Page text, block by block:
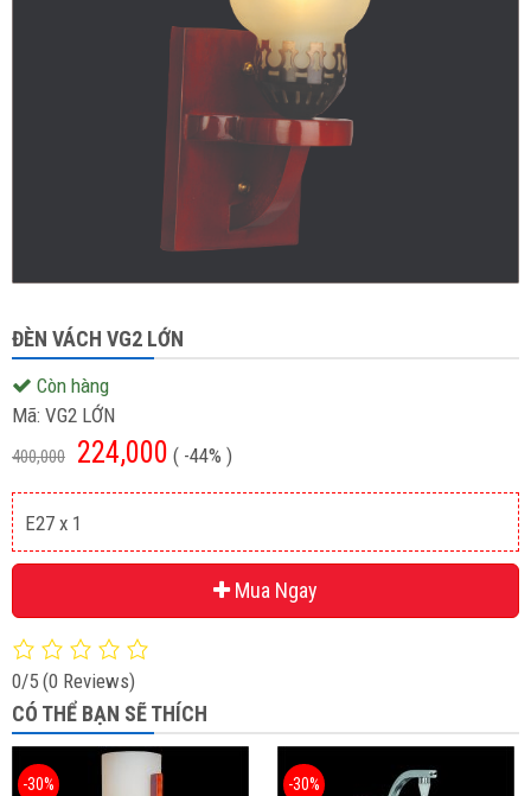
ĐÈN VÁCH VG2 LỚN
Còn hàng
Mã: VG2 LỚN
400,000 224,000 ( -44% )
E27 x 1
Mua Ngay
0/5 (0 Reviews)
CÓ THỂ BẠN SẼ THÍCH
-30% -30%